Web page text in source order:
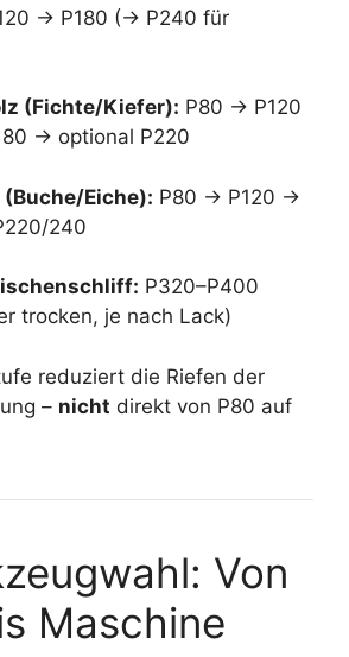
→ P180 (→ P240 für
(Fichte/Kiefer): P80 → P120
→ optional P220
Eiche): P80 → P120 →
240
P320–P400
trocken, je nach Lack)
reduziert die Riefen der
– nicht direkt von P80 auf
Von
Maschine